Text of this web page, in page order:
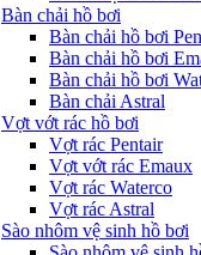
Bàn chải hồ bơi
Bàn chải hồ bơi
Bàn chải hồ bơi
Bàn chải hồ bơi
Bàn chải Astral
Vợt vớt rác hồ bơi
Vợt rác Pentair
Vợt vớt rác Emaux
Vợt rác Waterco
Vợt rác Astral
Sào nhôm vệ sinh hồ bơi